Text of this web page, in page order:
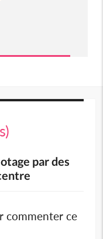
par des
commenter ce